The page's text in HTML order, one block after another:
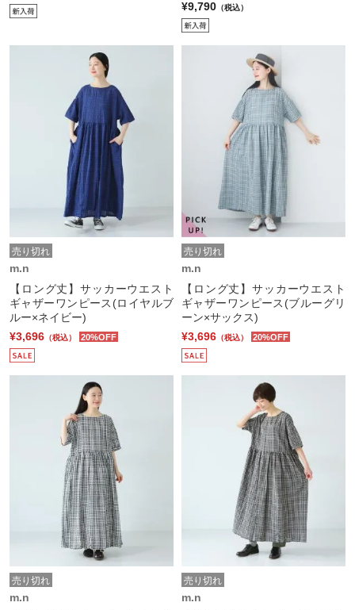
¥9,790 （税込）
売り切れ
m.n
【ロング丈】サッカーウエスト
ギャザーワンピース(ロイヤルブ
ルー×ネイビー)
¥3,696 （税込） 20%OFF
売り切れ
m.n
【ロング丈】サッカーウエスト
ギャザーワンピース(ブルーグリ
ーン×サックス)
¥3,696 （税込） 20%OFF
売り切れ
m.n
売り切れ
m.n